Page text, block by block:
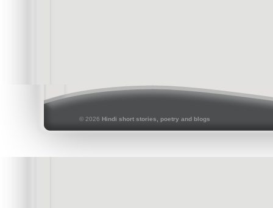
© 2026 Hindi short stories, poetry and blogs